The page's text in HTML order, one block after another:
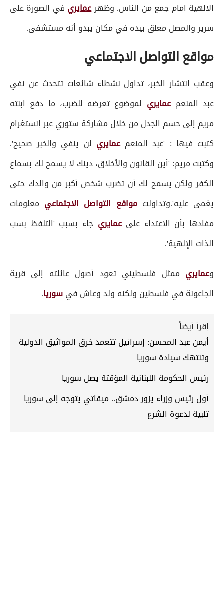
الالهية امام جمع من الناس. وظهرعمايري في الصورة على
سرير والمصل معلق بيده في مكان يبدو أنه مستشفى.
مواقع التواصل الاجتماعي
وعقب انتشار الخبر، تداول نشطاء شائعات تتحدث عن نفي
عبد المنعمعمايري لموضوع تعرضه للضرب، ما دفع ابنته
مريم إلى حسم الجدل من خلال مشاركة ستوري عبر إنستغرام
كتبت فيها : 'عبد المنعمعمايري لن ينفي والخبر صحيح'.
وكتبت مريم: 'أين القانون والأخلاق، دينك لا يسمح لك بسماع
الكفر ولكن يسمح لك أن تضرب شخص أكبر من والدك حتى
يغمى عليه'.وتداولتمواقع التواصل الاجتماعي معلومات
مفادها بأن الاعتداء علىعمايري جاء بسبب 'التلفظ بسب
الذات الإلهية'.
وعمايري ممثل فلسطيني تعود أصول عائلته إلى قرية
الجاعونة في فلسطين ولكنه ولد وعاش فيسوريا.
إقرأ أيضاً
أيمن عبد المحسن: إسرائيل تتعمد خرق المواثيق الدولية
وتنتهك سيادة سوريا
رئيس الحكومة اللبنانية المؤقتة يصل سوريا
أول رئيس وزراء يزور دمشق.. ميقاتي يتوجه إلى سوريا
تلبية لدعوة الشرع